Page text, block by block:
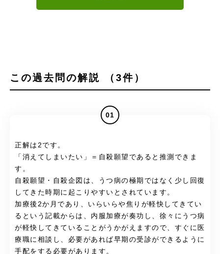
この過去問の解説 （3件）
01
正解は2です。
「消えてしまいたい」＝自殺願望であると推測できま
す。
自殺願望・自殺企図は、うつ病の極期ではなく少し回復
してきた時期に起こりやすいとされています。
加療後2か月であり、いらいらや焦りが軽快してきてい
るという記載からは、内服加療が奏功し、徐々にうつ病
が軽快してきていることがうかがえますので、すぐに医
療職に相談し、必要があれば早期の受診ができるように
手配をする必要があります。